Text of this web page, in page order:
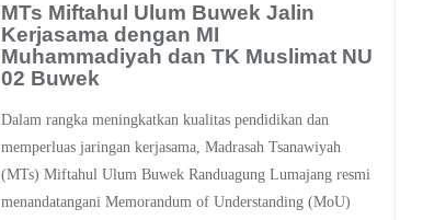
MTs Miftahul Ulum Buwek Jalin
Kerjasama dengan MI
Muhammadiyah dan TK Muslimat NU
02 Buwek
Dalam rangka meningkatkan kualitas pendidikan dan
memperluas jaringan kerjasama, Madrasah Tsanawiyah
(MTs) Miftahul Ulum Buwek Randuagung Lumajang resmi
menandatangani Memorandum of Understanding (MoU)